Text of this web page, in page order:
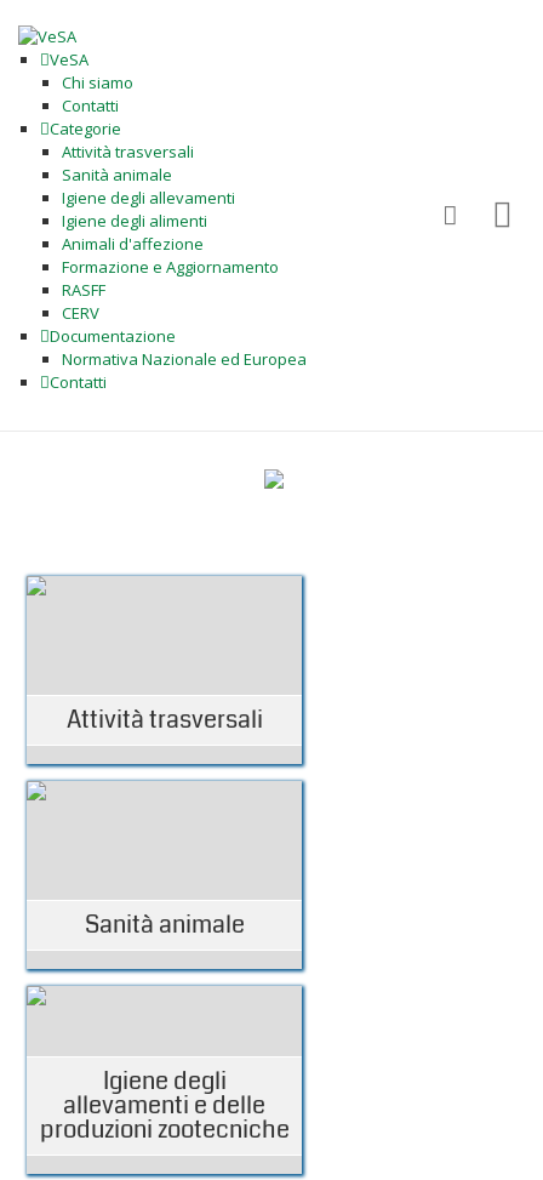
VeSA
Chi siamo
Contatti
Categorie
Attività trasversali
Sanità animale
Igiene degli allevamenti
Igiene degli alimenti
Animali d'affezione
Formazione e Aggiornamento
RASFF
CERV
Documentazione
Normativa Nazionale ed Europea
Contatti
Attività trasversali
Sanità animale
Igiene degli
allevamenti e delle
produzioni zootecniche